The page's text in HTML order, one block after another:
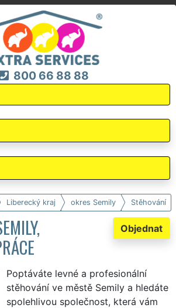
800 66 88 88
Liberecký kraj okres Semily Stěhování
Objednat
Poptáváte levné a profesionální
stěhování ve městě Semily a hledáte
spolehlivou společnost, která vám